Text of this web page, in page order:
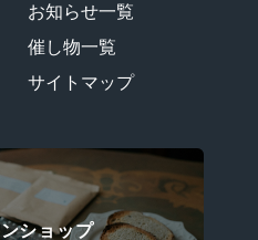
お知らせ一覧
催し物一覧
サイトマップ
ショップ